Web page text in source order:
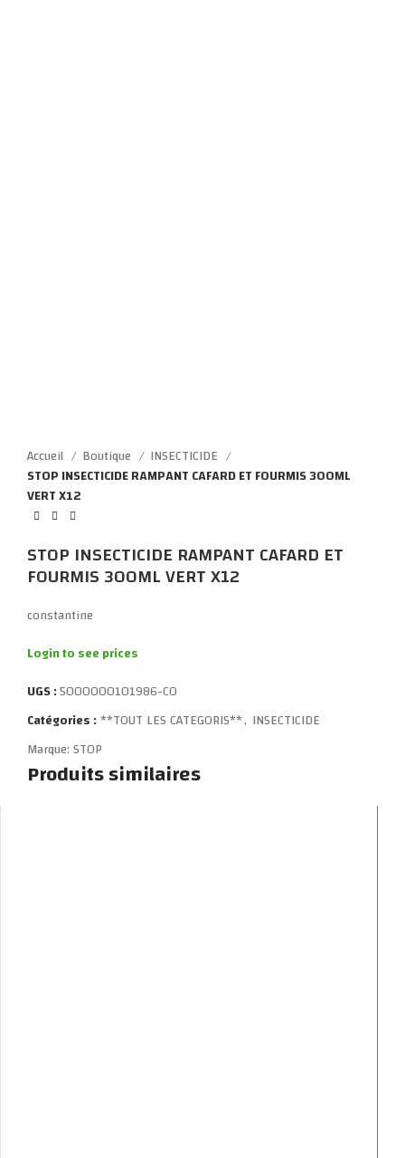
Accueil
Boutique
INSECTICIDE
STOP INSECTICIDE RAMPANT CAFARD ET FOURMIS 300ML
VERT X12
STOP INSECTICIDE RAMPANT CAFARD ET
FOURMIS 300ML VERT X12
constantine
Login to see prices
UGS :5000000101986-CO
Catégories :**TOUT LES CATEGORIS**, INSECTICIDE
Marque:STOP
Produits similaires